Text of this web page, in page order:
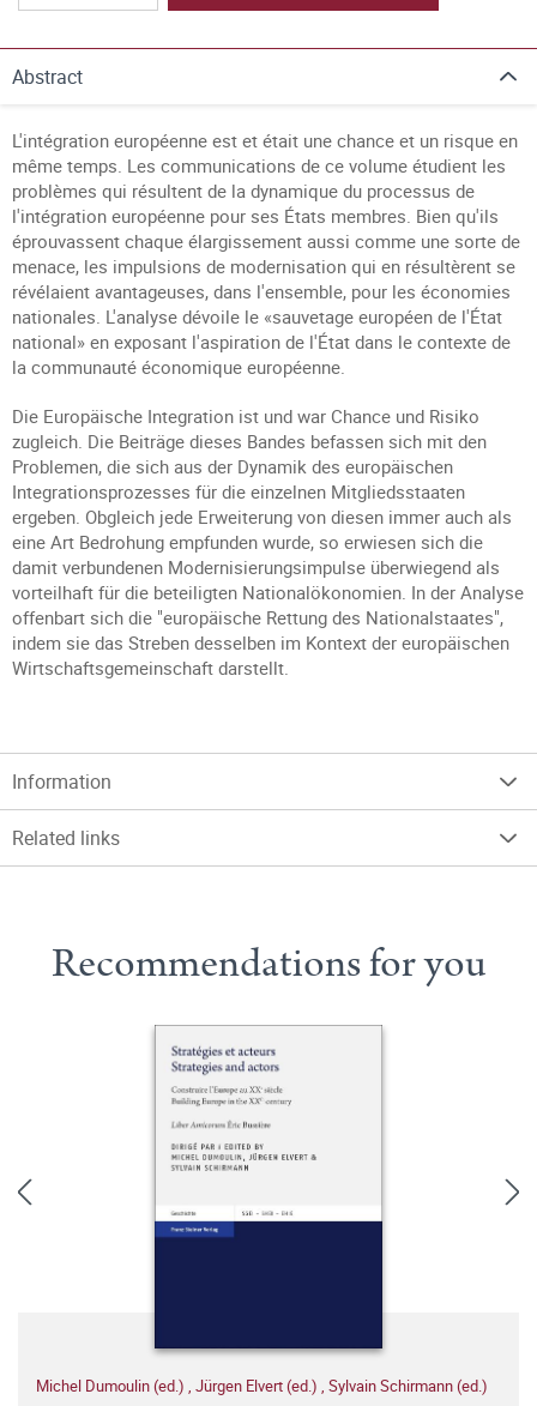
Abstract
L'intégration européenne est et était une chance et un risque en
même temps. Les communications de ce volume étudient les
problèmes qui résultent de la dynamique du processus de
l'intégration européenne pour ses États membres. Bien qu'ils
éprouvassent chaque élargissement aussi comme une sorte de
menace, les impulsions de modernisation qui en résultèrent se
révélaient avantageuses, dans l'ensemble, pour les économies
nationales. L'analyse dévoile le «sauvetage européen de l'État
national» en exposant l'aspiration de l'État dans le contexte de
la communauté économique européenne.
Die Europäische Integration ist und war Chance und Risiko
zugleich. Die Beiträge dieses Bandes befassen sich mit den
Problemen, die sich aus der Dynamik des europäischen
Integrationsprozesses für die einzelnen Mitgliedsstaaten
ergeben. Obgleich jede Erweiterung von diesen immer auch als
eine Art Bedrohung empfunden wurde, so erwiesen sich die
damit verbundenen Modernisierungsimpulse überwiegend als
vorteilhaft für die beteiligten Nationalökonomien. In der Analyse
offenbart sich die "europäische Rettung des Nationalstaates",
indem sie das Streben desselben im Kontext der europäischen
Wirtschaftsgemeinschaft darstellt.
Information
Related links
Recommendations for you
Michel Dumoulin (ed.) , Jürgen Elvert (ed.) , Sylvain Schirmann (ed.)